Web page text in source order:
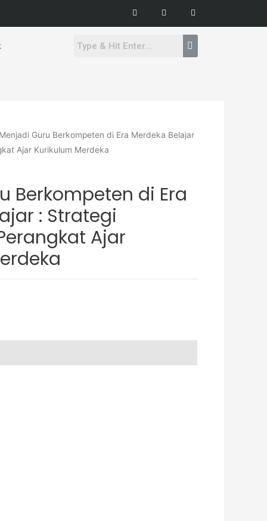
a
e
o
n
t
o
t
u
Guru Berkompeten di Era Merdeka Belajar
Ajar Kurikulum Merdeka
Berkompeten di Era
: Strategi
Ajar